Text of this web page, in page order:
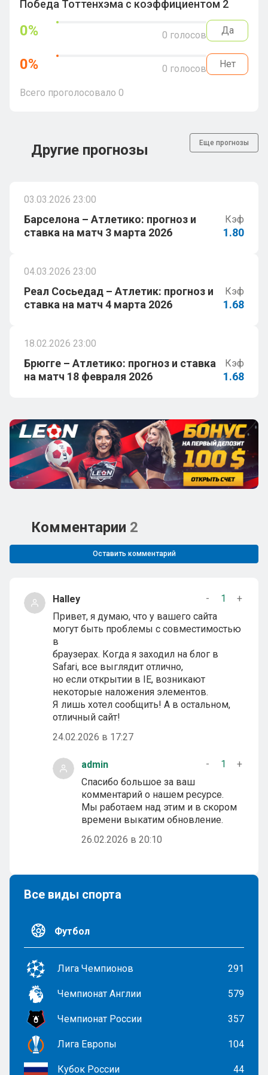
Победа Тоттенхэма с коэффициентом 2
0% 0 голосов Да
0% 0 голосов Нет
Всего проголосовало 0
Другие прогнозы Еще прогнозы
03.03.2026 23:00
Барселона – Атлетико: прогноз и
ставка на матч 3 марта 2026
Кэф
1.80
04.03.2026 23:00
Реал Сосьедад – Атлетик: прогноз и
ставка на матч 4 марта 2026
Кэф
1.68
18.02.2026 23:00
Брюгге – Атлетико: прогноз и ставка
на матч 18 февраля 2026
Кэф
1.68
Комментарии 2
Оставить комментарий
Halley - 1
+
Привет, я думаю, что у вашего сайта
могут быть проблемы с совместимостью
в
браузерах. Когда я заходил на блог в
Safari, все выглядит отлично,
но если открытии в IE, возникают
некоторые наложения элементов.
Я лишь хотел сообщить! А в остальном,
отличный сайт!
24.02.2026 в 17:27
admin - 1
+
Спасибо большое за ваш
комментарий о нашем ресурсе.
Мы работаем над этим и в скором
времени выкатим обновление.
26.02.2026 в 20:10
Все виды спорта
Футбол
Лига Чемпионов 291
Чемпионат Англии 579
Чемпионат России 357
Лига Европы 104
Кубок России 44